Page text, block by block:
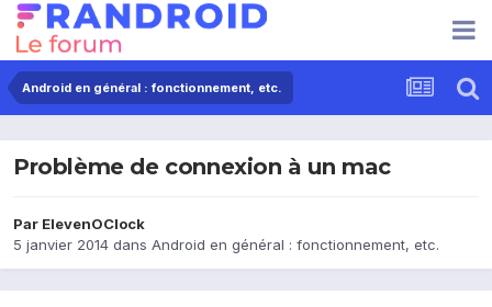
Android en général : fonctionnement, etc.
Problème de connexion à un mac
Par ElevenOClock
5 janvier 2014 dans Android en général : fonctionnement, etc.